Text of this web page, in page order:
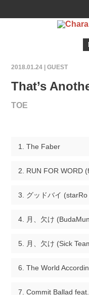
2018.01.24 |GUEST
That’s
TOE
The Faber
RUN FOR WORD
グッドバイ
月、欠け
月、欠け (Sick
The World
Commit Ballad